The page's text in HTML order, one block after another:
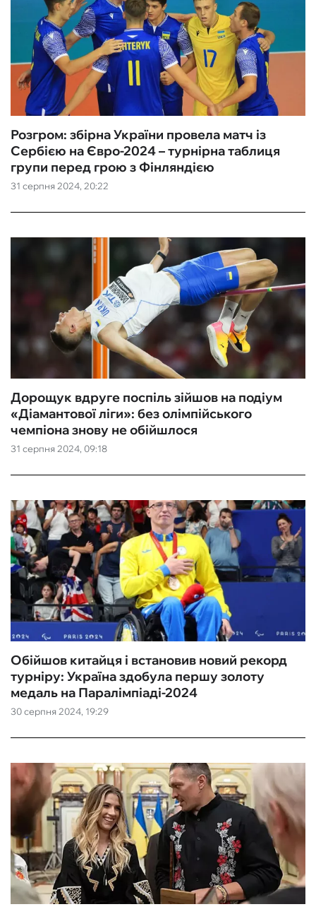
31 серпня 2024, 20:22
Розгром: збірна України провела матч із
Сербією на Євро-2024 – турнірна таблиця
групи перед грою з Фінляндією
31 серпня 2024, 09:18
Дорощук вдруге поспіль зійшов на подіум
«Діамантової ліги»: без олімпійського
чемпіона знову не обійшлося
30 серпня 2024, 19:29
Обійшов китайця і встановив новий рекорд
турніру: Україна здобула першу золоту
медаль на Паралімпіаді-2024